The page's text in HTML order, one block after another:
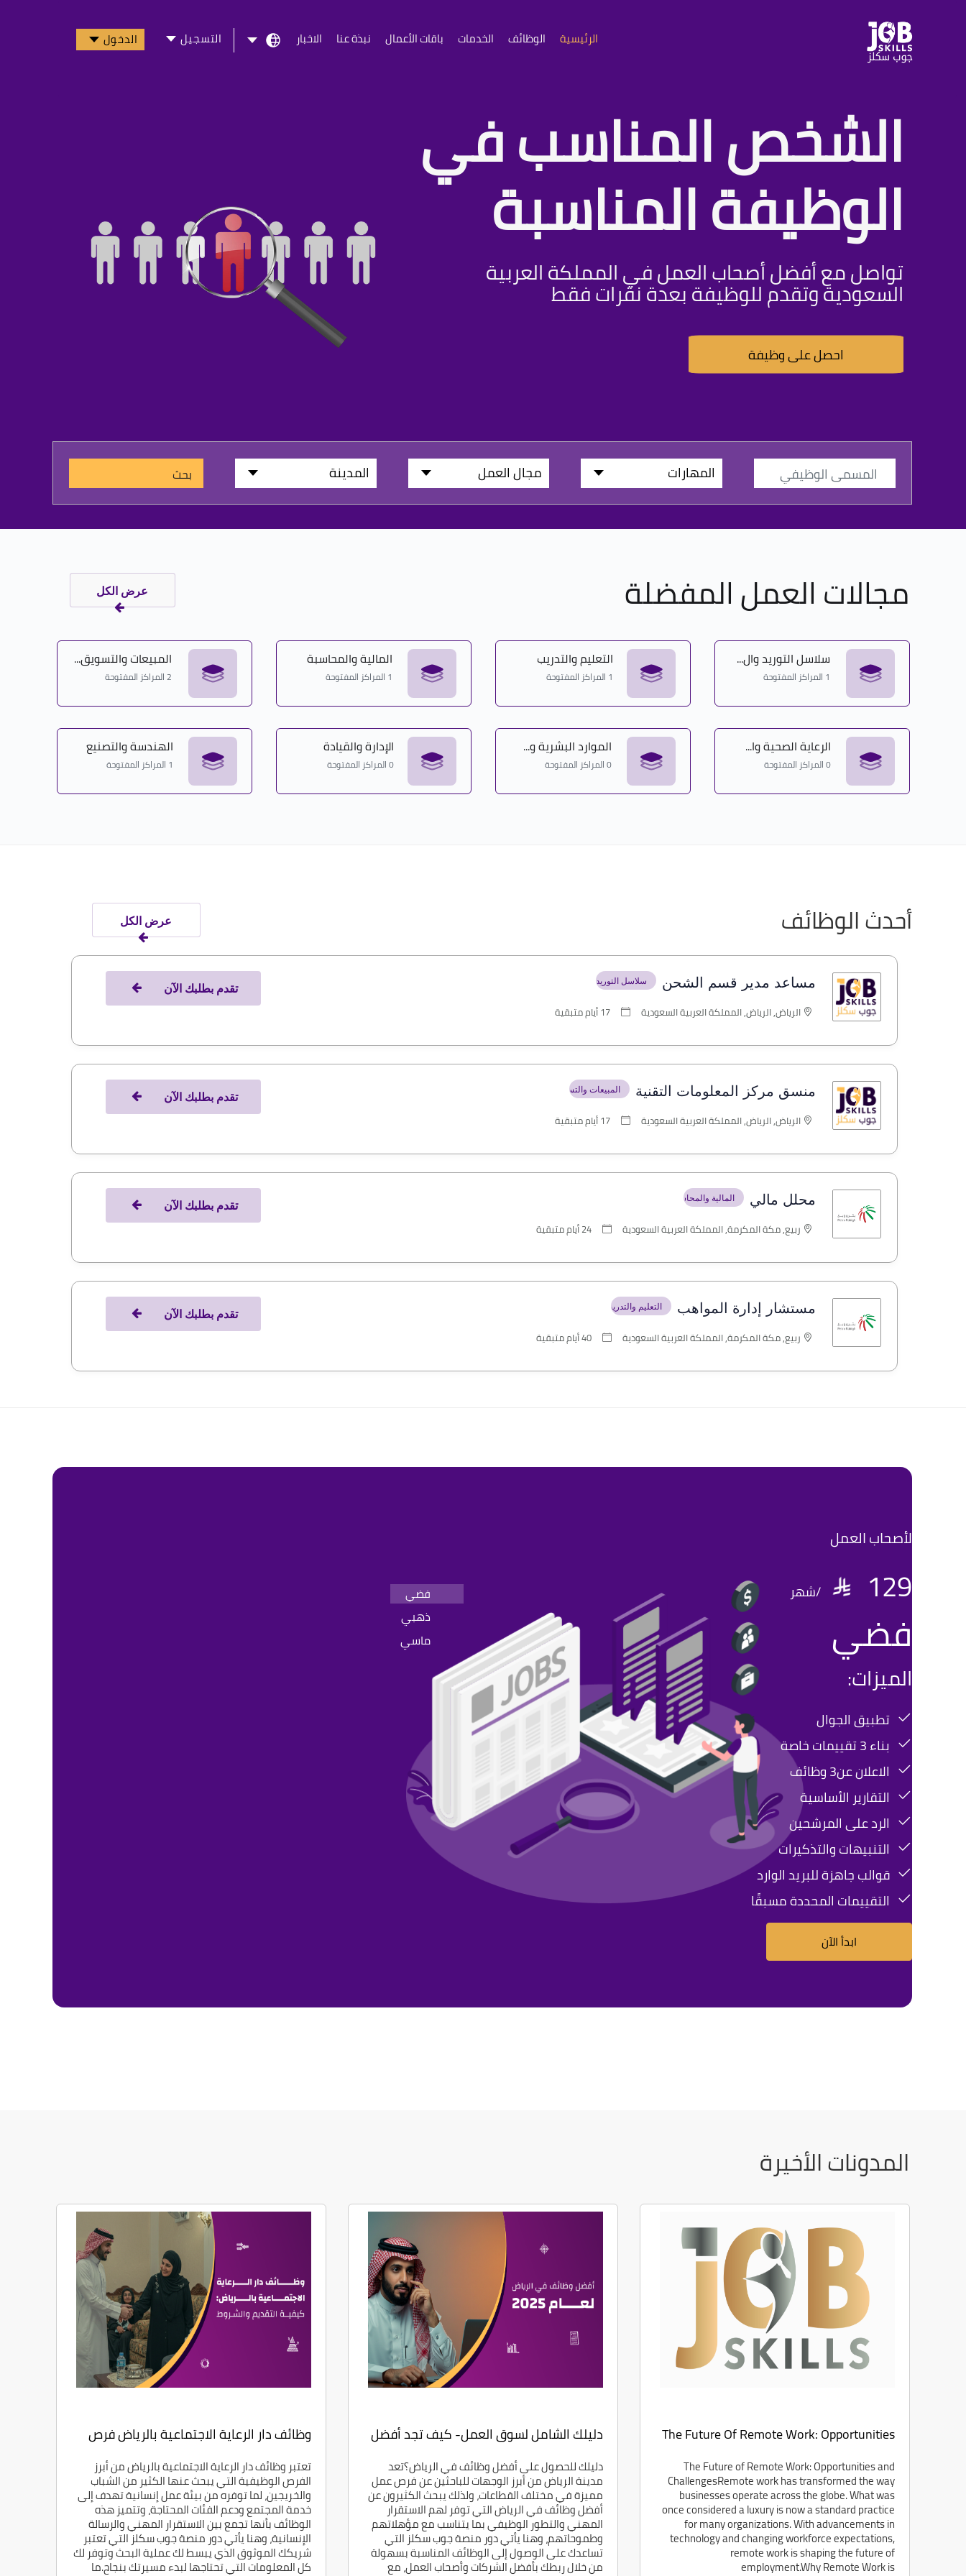
الرئيسية الوظائف الخدمات باقات الأعمال نبذة عنا الاخبار التسجيل الدخول
الشخص المناسب في
الوظيفة المناسبة
تواصل مع أفضل أصحاب العمل في المملكة العربية
السعودية وتقدم للوظيفة بعدة نقرات فقط
احصل على وظيفة
المهارات مجال العمل المدينة بحث
مجالات العمل المفضلة عرض الكل
المبيعات والتسويق...
2 المراكز المفتوحة
المالية والمحاسبة
1 المراكز المفتوحة
التعليم والتدريب
1 المراكز المفتوحة
سلاسل التوريد وال...
1 المراكز المفتوحة
الهندسة والتصنيع
1 المراكز المفتوحة
الإدارة والقيادة
0 المراكز المفتوحة
الموارد البشرية و...
0 المراكز المفتوحة
الرعاية الصحية وا...
0 المراكز المفتوحة
أحدث الوظائف عرض الكل
مساعد مدير قسم الشحن سلاسل التوريد والخدم...
الرياض, الرياض, المملكة العربية السعودية 17 أيام متبقية
تقدم بطلبك الآن
منسق مركز المعلومات التقنية المبيعات والتسويق وت...
الرياض, الرياض, المملكة العربية السعودية 17 أيام متبقية
تقدم بطلبك الآن
محلل مالي المالية والمحاسبة
ربيع, مكة المكرمة, المملكة العربية السعودية 24 أيام متبقية
تقدم بطلبك الآن
مستشار إدارة المواهب التعليم والتدريب
ربيع, مكة المكرمة, المملكة العربية السعودية 40 أيام متبقية
تقدم بطلبك الآن
لأصحاب العمل
129 /شهر
فضي
الميزات:
تطبيق الجوال
بناء 3 تقييمات خاصة
الاعلان عن3 وظائف
التقارير الأساسية
الرد على المرشحين
التنبيهات والتذكيرات
قوالب جاهزة للبريد الوارد
التقييمات المحددة مسبقًا
ابدأ الآن
فضي
ذهبي
ماسي
المدونات الأخيرة
The Future Of Remote Work: Opportunities
The Future of Remote Work: Opportunities and
ChallengesRemote work has transformed the way
businesses operate across the globe. What was
once considered a luxury is now a standard practice
for many organizations. With advancements in
technology and changing workforce expectations,
remote work is shaping the future of
employment.Why Remote Work is
دليلك الشامل لسوق العمل- كيف تجد أفضل
دليلك للحصول على أفضل وظائف في الرياض؟تعد
مدينة الرياض من أبرز الوجهات للباحثين عن فرص عمل
مميزة في مختلف القطاعات، ولذلك يبحث الكثيرون عن
أفضل وظائف في الرياض التي توفر لهم الاستقرار
المهني والتطور الوظيفي بما يتناسب مع مؤهلاتهم
وطموحاتهم، وهنا يأتي دور منصة جوب سكلز التي
تساعدك على الوصول إلى الوظائف المناسبة بسهولة
من خلال ربطك بأفضل الشركات وأصحاب العمل، مع
وظائف دار الرعاية الاجتماعية بالرياض فرص
تعتبر وظائف دار الرعاية الاجتماعية بالرياض من أبرز
الفرص الوظيفية التي يبحث عنها الكثير من الشباب
والخريجين، لما توفره من بيئة عمل إنسانية تهدف إلى
خدمة المجتمع ودعم الفئات المحتاجة، وتتميز هذه
الوظائف بأنها تجمع بين الاستقرار المهني والرسالة
الإنسانية، وهنا يأتي دور منصة جوب سكلز التي تعتبر
شريكك الموثوق الذي يبسط لك عملية البحث وتوفر لك
كل المعلومات التي تحتاجها لبدء مسيرتك بنجاح.ما